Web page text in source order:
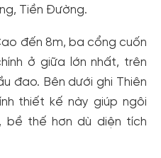
Tiền Đường.
đến 8m, ba cổng cuốn
ở giữa lớn nhất, trên
đao. Bên dưới ghi Thiên
thiết kế này giúp ngôi
bề thế hơn dù diện tích